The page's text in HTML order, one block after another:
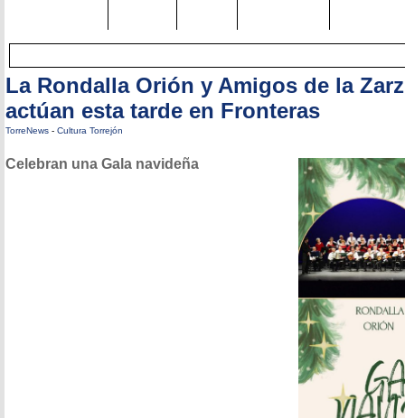
La Rondalla Orión y Amigos de la
actúan esta tarde en Fronteras
TorreNews - Cultura Torrejón
Celebran una Gala navideña